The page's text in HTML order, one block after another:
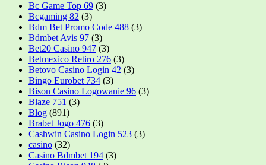
Bc Game Top 69 (3)
Bcgaming 82 (3)
Bdm Bet Promo Code 488 (3)
Bdmbet Avis 97 (3)
Bet20 Casino 947 (3)
Betmexico Retiro 276 (3)
Betovo Casino Login 42 (3)
Bingo Eurobet 734 (3)
Bison Casino Logowanie 96 (3)
Blaze 751 (3)
Blog (891)
Brabet Jogo 476 (3)
Cashwin Casino Login 523 (3)
casino (32)
Casino Bdmbet 194 (3)